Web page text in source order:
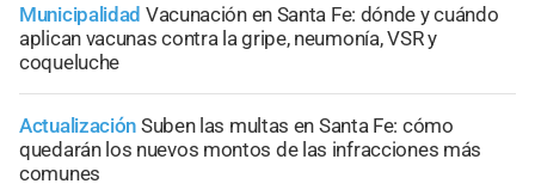
Municipalidad Vacunación en Santa Fe: dónde y cuándo
aplican vacunas contra la gripe, neumonía, VSR y
coqueluche
Actualización Suben las multas en Santa Fe: cómo
quedarán los nuevos montos de las infracciones más
comunes